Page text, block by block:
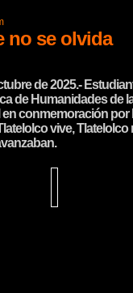
no se olvida
de 2025.-
de Humanidades de
conmemoración por
vive, Tlatelolco